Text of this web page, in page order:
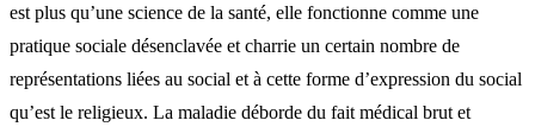
est plus qu’une science de la santé, elle fonctionne comme une
pratique sociale désenclavée et charrie un certain nombre de
représentations liées au social et à cette forme d’expression du social
qu’est le religieux. La maladie déborde du fait médical brut et